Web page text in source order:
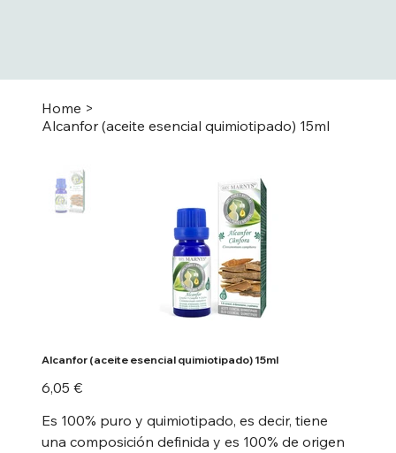
Home >
Alcanfor (aceite esencial quimiotipado) 15ml
Alcanfor (aceite esencial quimiotipado) 15ml
Precio
6,05 €
Es 100% puro y quimiotipado, es decir, tiene
una composición definida y es 100% de origen